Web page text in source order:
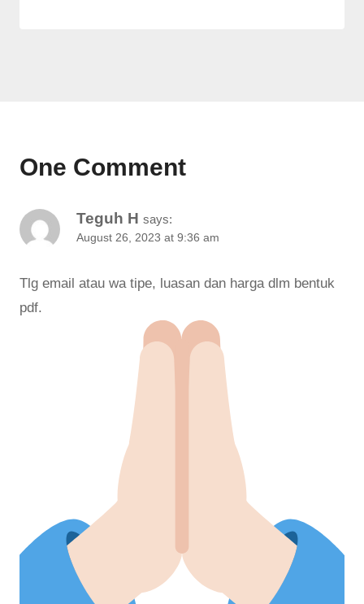
One Comment
Teguh H says:
August 26, 2023 at 9:36 am
Tlg email atau wa tipe, luasan dan harga dlm bentuk
pdf.